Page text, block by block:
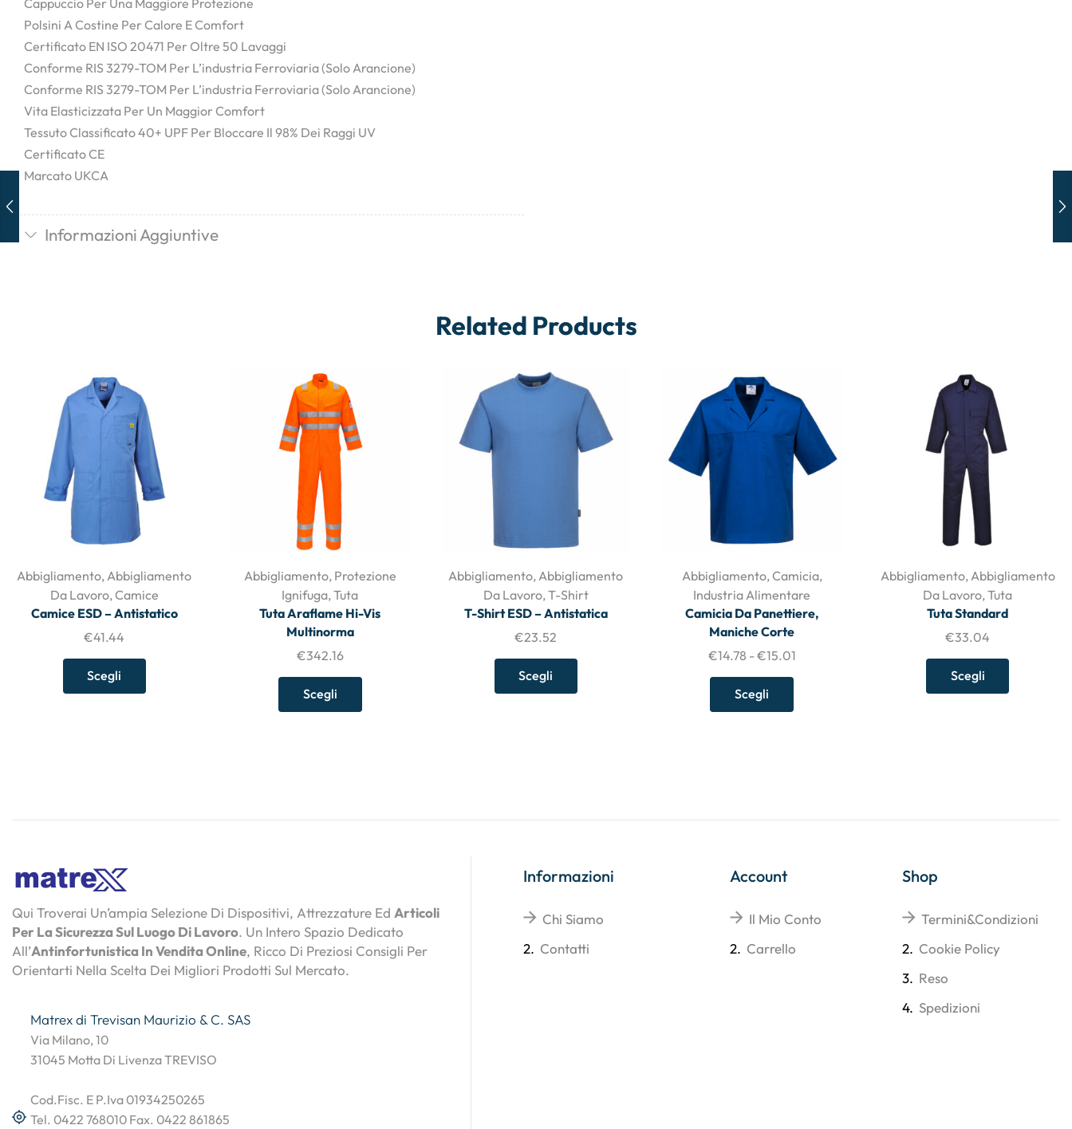
Cappuccio Per Una Maggiore Protezione
Polsini A Costine Per Calore E Comfort
Certificato EN ISO 20471 Per Oltre 50 Lavaggi
Conforme RIS 3279-TOM Per L’industria Ferroviaria (solo Arancione)
Conforme RIS 3279-TOM Per L’industria Ferroviaria (solo Arancione)
Vita Elasticizzata Per Un Maggior Comfort
Tessuto Classificato 40+ UPF Per Bloccare Il 98% Dei Raggi UV
Certificato CE
Marcato UKCA
Informazioni Aggiuntive
Related Products
Abbigliamento, Abbigliamento
Da Lavoro, Camice
Camice ESD – Antistatico
€41.44
Scegli
Abbigliamento, Protezione
Ignifuga,Tuta
Tuta Araflame Hi-Vis
Multinorma
€342.16
Scegli
Abbigliamento, Abbigliamento
Da Lavoro, T-Shirt
T-Shirt ESD – Antistatica
€23.52
Scegli
Abbigliamento, Camicia,
Industria Alimentare
Camicia Da Panettiere,
Maniche Corte
€14.78 -€15.01
Scegli
Abbigliamento, Abbigliamento
Da Lavoro,Tuta
Tuta Standard
€33.04
Scegli
Qui Troverai Un’ampia Selezione Di Dispositivi, Attrezzature Ed Articoli
Per La Sicurezza Sul Luogo Di Lavoro. Un Intero Spazio Dedicato
All’Antinfortunistica In Vendita Online, Ricco Di Preziosi Consigli Per
Orientarti Nella Scelta Dei Migliori Prodotti Sul Mercato.
Matrex di Trevisan Maurizio & C. SAS
Via Milano, 10
31045 Motta Di Livenza TREVISO
Cod.Fisc. E P.Iva 01934250265
Tel. 0422 768010 Fax. 0422 861865
Informazioni
Chi Siamo
2. Contatti
Account
Il Mio Conto
2. Carrello
Shop
Termini&Condizioni
2. Cookie Policy
3. Reso
4. Spedizioni